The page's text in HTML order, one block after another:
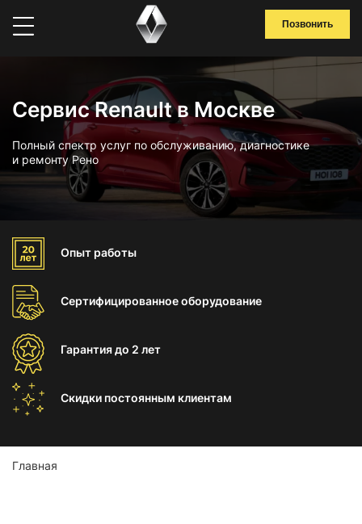
Позвонить
Сервис Renault в Москве
Полный спектр услуг по обслуживанию, диагностике
и ремонту Рено
Опыт работы
Сертифицированноеоборудование
Гарантиядо 2 лет
Скидки постоянным клиентам
Главная